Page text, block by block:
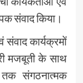
संवाद किया।
संवाद कार्यक्रमों
मजबूती के साथ
संगठनात्मक